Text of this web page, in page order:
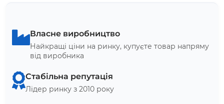
Власне виробництво
Найкращі ціни на ринку, купуєте товар напряму
від виробника
Стабільна репутація
Лідер ринку з 2010 року